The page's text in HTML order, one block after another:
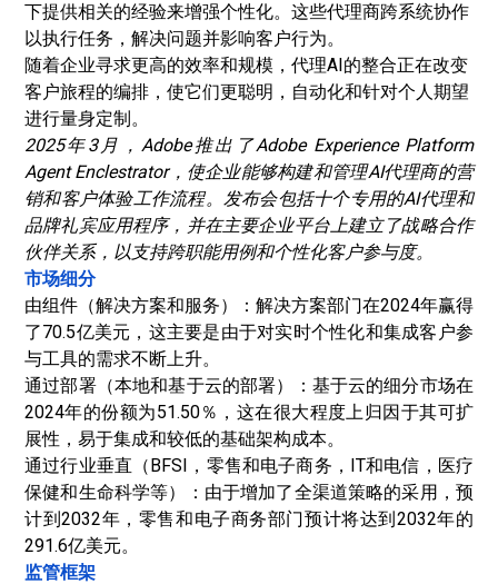
下提供相关的经验来增强个性化。这些代理商跨系统协作
以执行任务，解决问题并影响客户行为。
随着企业寻求更高的效率和规模，代理AI的整合正在改变
客户旅程的编排，使它们更聪明，自动化和针对个人期望
进行量身定制。
2025年3月，Adobe推出了Adobe Experience Platform
Agent Enclestrator，使企业能够构建和管理AI代理商的营
销和客户体验工作流程。发布会包括十个专用的AI代理和
品牌礼宾应用程序，并在主要企业平台上建立了战略合作
伙伴关系，以支持跨职能用例和个性化客户参与度。
市场细分
由组件（解决方案和服务）：解决方案部门在2024年赢得
了70.5亿美元，这主要是由于对实时个性化和集成客户参
与工具的需求不断上升。
通过部署（本地和基于云的部署）：基于云的细分市场在
2024年的份额为51.50％，这在很大程度上归因于其可扩
展性，易于集成和较低的基础架构成本。
通过行业垂直（BFSI，零售和电子商务，IT和电信，医疗
保健和生命科学等）：由于增加了全渠道策略的采用，预
计到2032年，零售和电子商务部门预计将达到2032年的
291.6亿美元。
监管框架